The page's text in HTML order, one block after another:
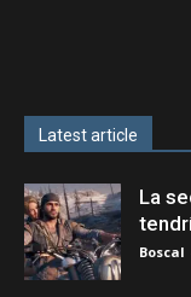
Latest article
La
Boscal